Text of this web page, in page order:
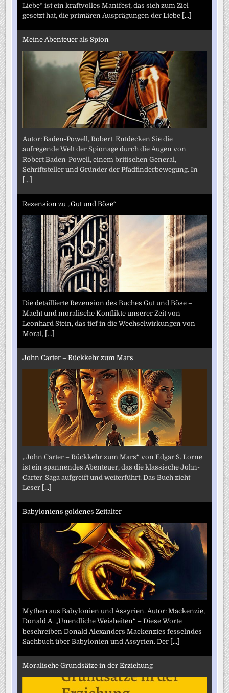
Liebe“ ist ein kraftvolles Manifest, das sich zum Ziel
gesetzt hat, die primären Ausprägungen der Liebe [...]
Meine Abenteuer als Spion
Autor: Baden-Powell, Robert. Entdecken Sie die
aufregende Welt der Spionage durch die Augen von
Robert Baden-Powell, einem britischen General,
Schriftsteller und Gründer der Pfadfinderbewegung. In
[...]
Rezension zu „Gut und Böse“
Die detaillierte Rezension des Buches Gut und Böse –
Macht und moralische Konflikte unserer Zeit von
Leonhard Stein, das tief in die Wechselwirkungen von
Moral, [...]
John Carter – Rückkehr zum Mars
„John Carter – Rückkehr zum Mars“ von Edgar S. Lorne
ist ein spannendes Abenteuer, das die klassische John-
Carter-Saga aufgreift und weiterführt. Das Buch zieht
Leser [...]
Babyloniens goldenes Zeitalter
Mythen aus Babylonien und Assyrien. Autor: Mackenzie,
Donald A. „Unendliche Weisheiten“ – Diese Worte
beschreiben Donald Alexanders Mackenzies fesselndes
Sachbuch über Babylonien und Assyrien. Der [...]
Moralische Grundsätze in der Erziehung